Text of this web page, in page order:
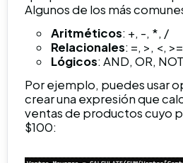
Algunos de los más
Aritméticos: +, -, *, /
Relacionales: =, >, <,
Lógicos: AND, OR, NOT
Por ejemplo, puedes usar
crear una expresión que
ventas de productos cuyo
$100: